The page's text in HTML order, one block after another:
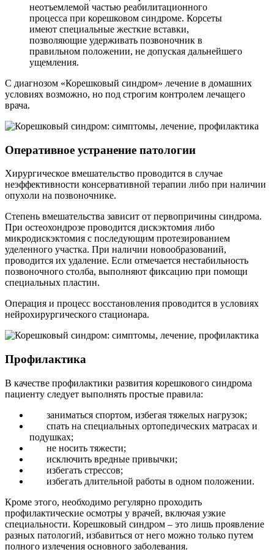
неотъемлемой частью реабилитационного
процесса при корешковом синдроме. Корсеты
имеют специальные жесткие вставки,
позволяющие удерживать позвоночник в
правильном положении, не допуская дальнейшего
ущемления.
С диагнозом «Корешковый синдром» лечение в домашних
условиях возможно, но под строгим контролем лечащего
врача.
Оперативное устранение патологии
Хирургическое вмешательство проводится в случае
неэффективности консервативной терапии либо при наличии
опухоли на позвоночнике.
Степень вмешательства зависит от первопричины синдрома.
При остеохондрозе проводится дискэктомия либо
микродискэктомия с последующим протезированием
уделенного участка. При наличии новообразований,
проводится их удаление. Если отмечается нестабильность
позвоночного столба, выполняют фиксацию при помощи
специальных пластин.
Операция и процесс восстановления проводится в условиях
нейрохирургического стационара.
Профилактика
В качестве профилактики развития корешкового синдрома
пациенту следует выполнять простые правила:
заниматься спортом, избегая тяжелых нагрузок;
спать на специальных ортопедических матрасах и
подушках;
не носить тяжести;
исключить вредные привычки;
избегать стрессов;
избегать длительной работы в одном положении.
Кроме этого, необходимо регулярно проходить
профилактические осмотры у врачей, включая узкие
специальности. Корешковый синдром – это лишь проявление
разных патологий, избавиться от него можно только путем
полного излечения основного заболевания.